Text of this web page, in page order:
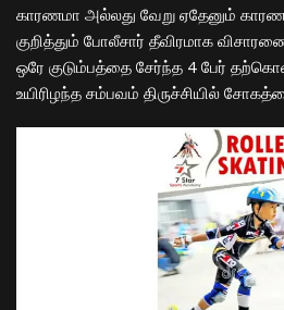
காரணமா அல்லது வேறு ஏதேனும்
குறித்தும் போலீசார் தீவிரமாக
ஒரே குடும்பத்தை சேர்ந்த 4 பேர்
உயிரிழந்த சம்பவம் திருச்சியில்